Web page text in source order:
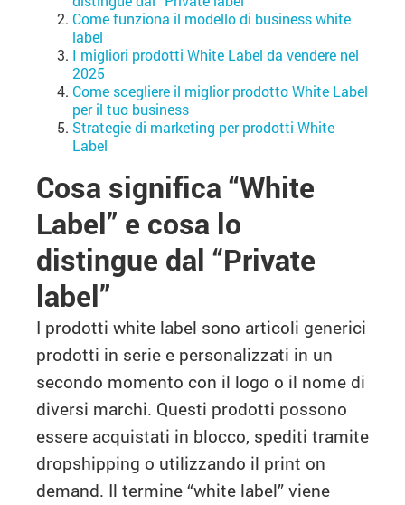
Come funziona il modello di business white
label
I migliori prodotti White Label da vendere nel
2025
Come scegliere il miglior prodotto White Label
per il tuo business
Strategie di marketing per prodotti White
Label
Cosa significa “White
Label” e cosa lo
distingue dal “Private
label”
I prodotti white label sono articoli generici
prodotti in serie e personalizzati in un
secondo momento con il logo o il nome di
diversi marchi. Questi prodotti possono
essere acquistati in blocco, spediti tramite
dropshipping o utilizzando il print on
demand. Il termine “white label” viene